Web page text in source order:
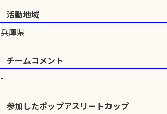
活動地域
兵庫県
チームコメント
参加したポップアスリートカップ